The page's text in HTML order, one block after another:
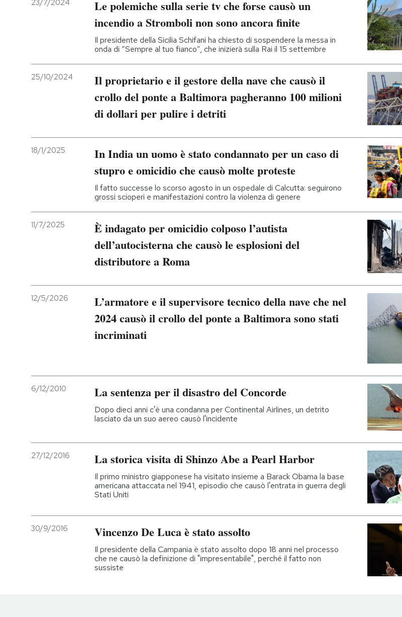
23/7/2024
Le polemiche sulla serie tv che forse causò un
incendio a Stromboli non sono ancora finite
Il presidente della Sicilia Schifani ha chiesto di sospendere la messa in
onda di “Sempre al tuo fianco”, che inizierà sulla Rai il 15 settembre
25/10/2024
Il proprietario e il gestore della nave che causò il
crollo del ponte a Baltimora pagheranno 100 milioni
di dollari per pulire i detriti
18/1/2025
In India un uomo è stato condannato per un caso di
stupro e omicidio che causò molte proteste
Il fatto successe lo scorso agosto in un ospedale di Calcutta: seguirono
grossi scioperi e manifestazioni contro la violenza di genere
11/7/2025
È indagato per omicidio colposo l’autista
dell’autocisterna che causò le esplosioni del
distributore a Roma
12/5/2026
L’armatore e il supervisore tecnico della nave che nel
2024 causò il crollo del ponte a Baltimora sono stati
incriminati
6/12/2010 La sentenza per il disastro del Concorde
Dopo dieci anni c'è una condanna per Continental Airlines, un detrito
lasciato da un suo aereo causò l'incidente
27/12/2016 La storica visita di Shinzo Abe a Pearl Harbor
Il primo ministro giapponese ha visitato insieme a Barack Obama la base
americana attaccata nel 1941, episodio che causò l'entrata in guerra degli
Stati Uniti
30/9/2016 Vincenzo De Luca è stato assolto
Il presidente della Campania è stato assolto dopo 18 anni nel processo
che ne causò la definizione di "impresentabile", perché il fatto non
sussiste